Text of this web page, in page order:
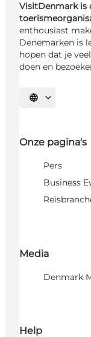
VisitDenmark is
enthousiast
Denemarken is
hopen dat je
doen en
Selecteer taal
Onze pagina's
Pers
Business
Media
Denmark
Help